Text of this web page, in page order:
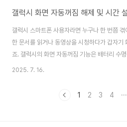
갤럭시 스마트폰 사용자라면 누구나 한 번쯤
한 문서를 읽거나 동영상을 시청하다가 갑자기
죠. 갤럭시의 화면 자동꺼짐 기능은 배터리 수
는 중요한 역할을 하지만, 때로는 사용자에게
2025. 7. 16.
1 2 3 4 ···